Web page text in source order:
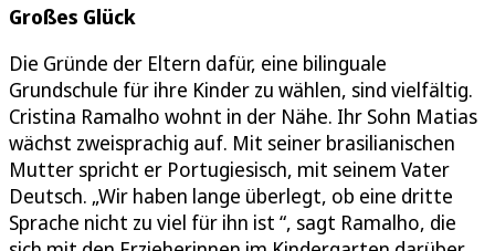
Großes Glück
Die Gründe der Eltern dafür, eine bilinguale
Grundschule für ihre Kinder zu wählen, sind vielfältig.
Cristina Ramalho wohnt in der Nähe. Ihr Sohn Matias
wächst zweisprachig auf. Mit seiner brasilianischen
Mutter spricht er Portugiesisch, mit seinem Vater
Deutsch. „Wir haben lange überlegt, ob eine dritte
Sprache nicht zu viel für ihn ist “, sagt Ramalho, die